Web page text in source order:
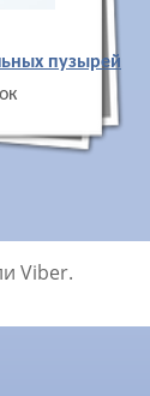
пузырей
Viber.